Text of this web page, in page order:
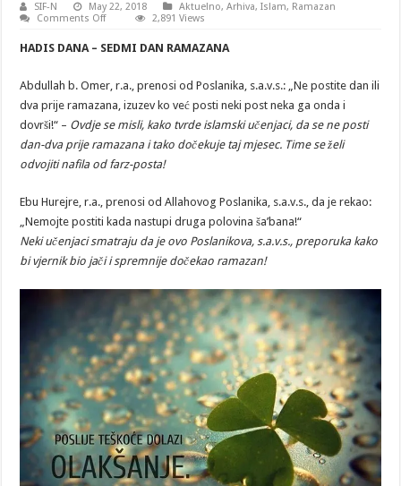
SIF-N May 22, 2018 Aktuelno,Arhiva,Islam, Ramazan
Comments Offon
–
RAMAZANA
2,891 Views
HADIS DANA – SEDMI DAN RAMAZANA
Abdullah b. Omer, r.a., prenosi od Poslanika, s.a.v.s.: „Ne postite dan ili
dva prije ramazana, izuzev ko već posti neki post neka ga onda i
dovrši!“ – Ovdje se misli, kako tvrde islamski učenjaci, da se ne posti
dan-dva prije ramazana i tako dočekuje taj mjesec. Time se želi
odvojiti nafila od farz-posta!
Ebu Hurejre, r.a., prenosi od Allahovog Poslanika, s.a.v.s., da je rekao:
„Nemojte postiti kada nastupi druga polovina ša’bana!“
Neki učenjaci smatraju da je ovo Poslanikova, s.a.v.s., preporuka kako
bi vjernik bio jači i spremnije dočekao ramazan!